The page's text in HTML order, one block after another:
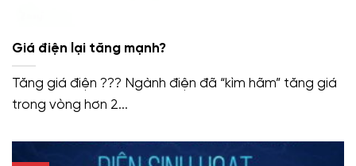
Giá điện lại tăng mạnh?
Tăng giá điện ??? Ngành điện đã “kìm hãm” tăng giá
trong vòng hơn 2...